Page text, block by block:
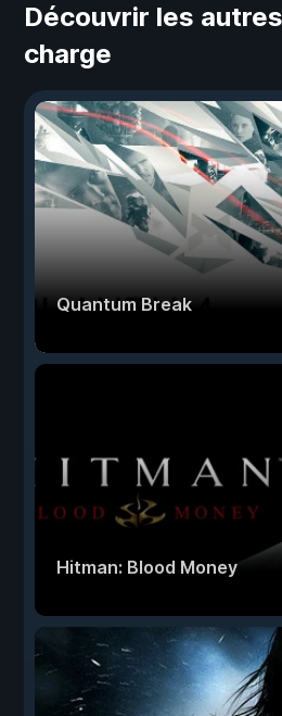
Découvrir les
charge
Quantum Break
Hitman: Blood Money